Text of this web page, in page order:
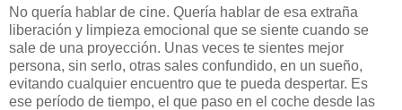
No quería hablar de cine. Quería hablar de esa extraña
liberación y limpieza emocional que se siente cuando se
sale de una proyección. Unas veces te sientes mejor
persona, sin serlo, otras sales confundido, en un sueño,
evitando cualquier encuentro que te pueda despertar. Es
ese período de tiempo, el que paso en el coche desde las